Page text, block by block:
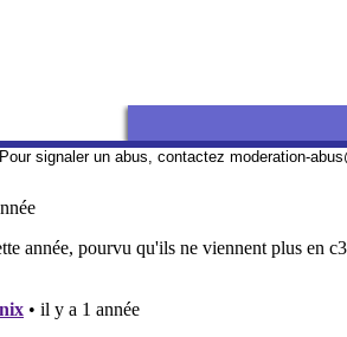
Pour signaler un abus, contactez moderation-